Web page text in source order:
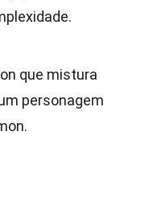
que mistura
personagem